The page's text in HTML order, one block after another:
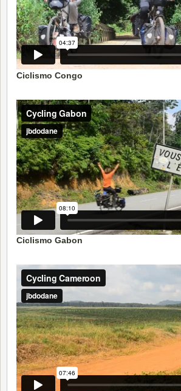
Ciclismo Congo
Ciclismo Gabon